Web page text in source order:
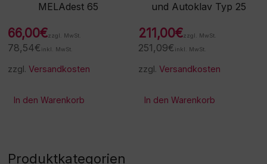
MELAdest 65
66,00€zzgl. MwSt.
78,54€ inkl. MwSt.
zzgl.Versandkosten
In den Warenkorb
und Autoklav Typ 25
211,00€zzgl. MwSt.
251,09€ inkl. MwSt.
zzgl.Versandkosten
In den Warenkorb
Produktkategorien